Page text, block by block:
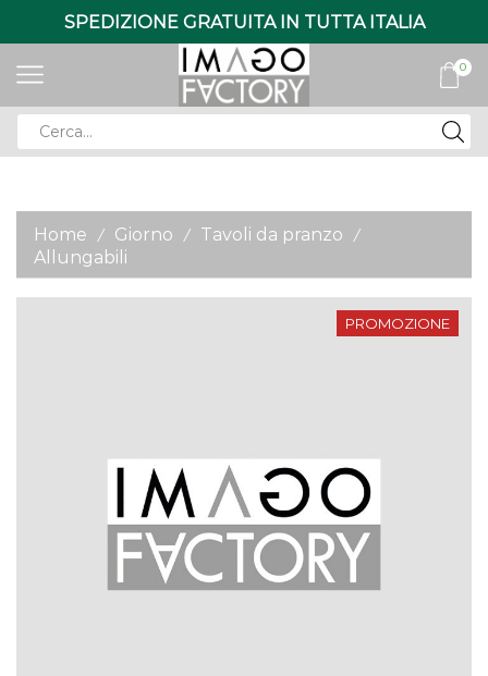
SPEDIZIONE GRATUITA IN TUTTA ITALIA
0
input
Home / Giorno / Tavoli da pranzo /
Allungabili
PROMOZIONE